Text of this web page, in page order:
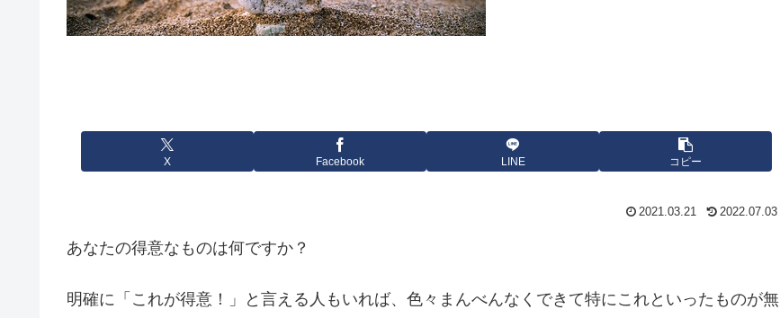
X Facebook LINE コピー
2021.03.21 2022.07.03
あなたの得意なものは何ですか？
明確に「これが得意！」と言える人もいれば、色々まんべんなくできて特にこれといったものが無